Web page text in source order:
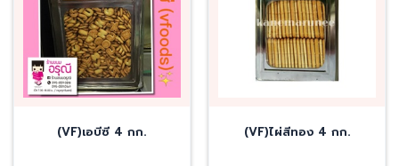
(VF)เอบีซี 4 กก. (VF)ไผ่สีทอง 4 กก.